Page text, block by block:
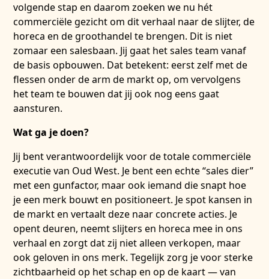
volgende stap en daarom zoeken we nu hét
commerciële gezicht om dit verhaal naar de slijter, de
horeca en de groothandel te brengen. Dit is niet
zomaar een salesbaan. Jij gaat het sales team vanaf
de basis opbouwen. Dat betekent: eerst zelf met de
flessen onder de arm de markt op, om vervolgens
het team te bouwen dat jij ook nog eens gaat
aansturen.
Wat ga je doen?
Jij bent verantwoordelijk voor de totale commerciële
executie van Oud West. Je bent een echte “sales dier”
met een gunfactor, maar ook iemand die snapt hoe
je een merk bouwt en positioneert. Je spot kansen in
de markt en vertaalt deze naar concrete acties. Je
opent deuren, neemt slijters en horeca mee in ons
verhaal en zorgt dat zij niet alleen verkopen, maar
ook geloven in ons merk. Tegelijk zorg je voor sterke
zichtbaarheid op het schap en op de kaart — van